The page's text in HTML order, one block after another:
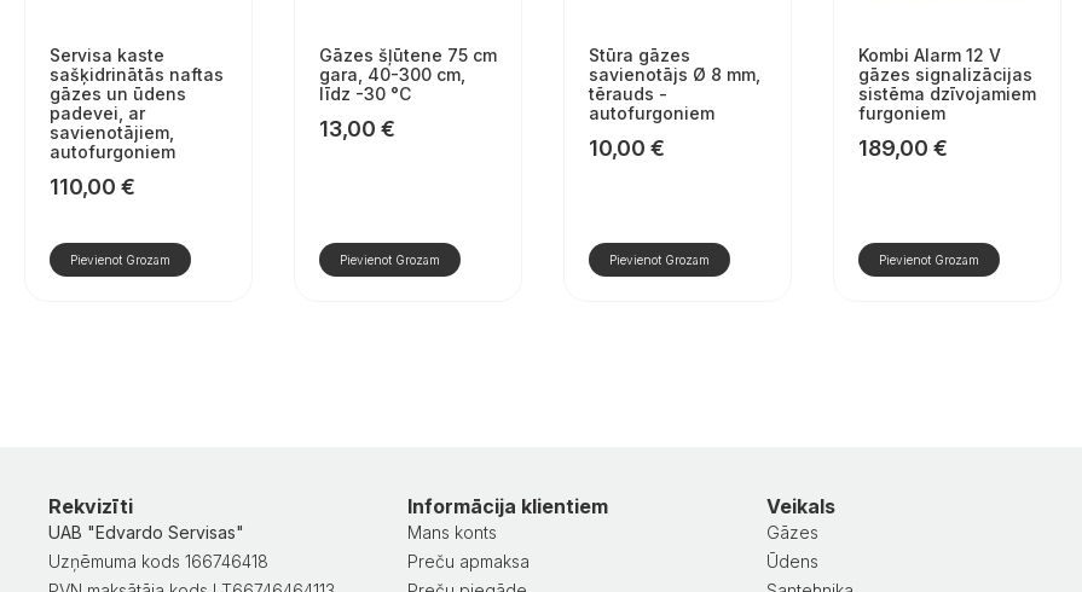
Servisa kaste
sašķidrinātās naftas
gāzes un ūdens
padevei, ar
savienotājiem,
autofurgoniem
110,00 €
Pievienot Grozam
Gāzes šļūtene 75 cm
gara, 40-300 cm,
līdz -30 °C
13,00 €
Pievienot Grozam
Stūra gāzes
savienotājs Ø 8 mm,
tērauds -
autofurgoniem
10,00 €
Pievienot Grozam
Kombi Alarm 12 V
gāzes signalizācijas
sistēma dzīvojamiem
furgoniem
189,00 €
Pievienot Grozam
Rekvizīti
UAB "Edvardo Servisas"
Uzņēmuma kods 166746418
Informācija klientiem
Mans konts
Preču apmaksa
Veikals
Gāzes
Ūdens